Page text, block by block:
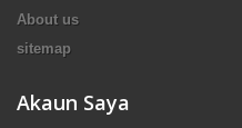
About us
sitemap
Akaun Saya